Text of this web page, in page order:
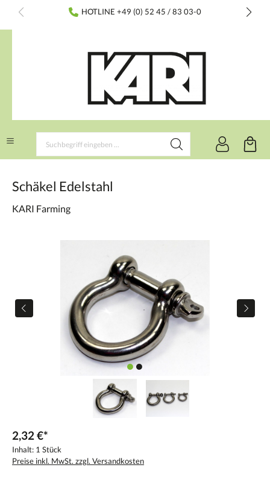
springen HOTLINE +49 (0) 52 45 / 83 03-0
Schäkel Edelstahl
KARI Farming
2,32 €*
Inhalt: 1 Stück
Preise inkl. MwSt. zzgl. Versandkosten